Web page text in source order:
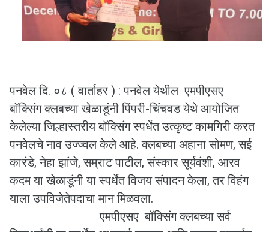
पनवेल दि. ०८ ( वार्ताहर ) : पनवेल येथील एमपीएसए
बॉक्सिंग क्लबच्या खेळाडूंनी पिंपरी-चिंचवड येथे आयोजित
केलेल्या जिल्हास्तरीय बॉक्सिंग स्पर्धेत उत्कृष्ट कामगिरी करत
पनवेलचे नाव उज्ज्वल केले आहे. क्लबच्या अहाना सोमण, सई
कारंडे, नेहा झांजे, सम्राट पाटील, संस्कार सूर्यवंशी, आरव
कदम या खेळाडूंनी या स्पर्धेत विजय संपादन केला, तर विहंग
याला उपविजेतेपदाचा मान मिळवला.
एमपीएसए बॉक्सिंग क्लबच्या सर्व